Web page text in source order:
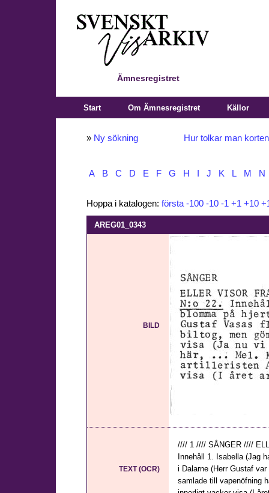
Ämnesregistret
Start Om Ämnesregistret Källor
» Ny sökning Hur tolkar man
A B C D E F G H J K L M N
Hoppa i katalogen: första -100 -10 -1 +1 +10
AREG01_0343
BILD
TEXT (OCR)
//// 1 //// SÅNGER ////
Innehåll 1. Isabella (Jag
i Dalarne (Herr Gustaf
samlade till vapenöfning